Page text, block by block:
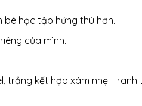
bé học tập hứng thú hơn.
của mình.
kết hợp xám nhẹ.